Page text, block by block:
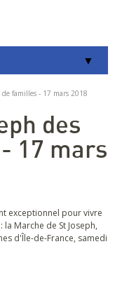
de familles - 17 mars 2018
des
17 mars
exceptionnel pour vivre
Marche de St Joseph,
d'Île-de-France, samedi